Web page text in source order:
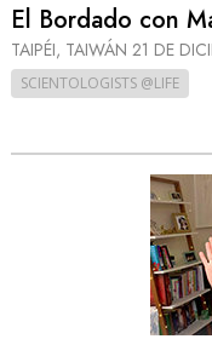
El Bordado con
TAIPÉI, TAIWÁN 21 DE
SCIENTOLOGISTS @LIFE